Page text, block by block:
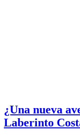
¿Una nueva
Laberinto